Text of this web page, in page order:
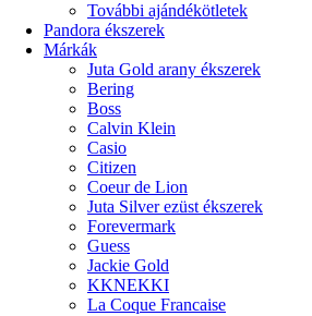
További ajándékötletek
Pandora ékszerek
Márkák
Juta Gold arany ékszerek
Bering
Boss
Calvin Klein
Casio
Citizen
Coeur de Lion
Juta Silver ezüst ékszerek
Forevermark
Guess
Jackie Gold
KKNEKKI
La Coque Francaise